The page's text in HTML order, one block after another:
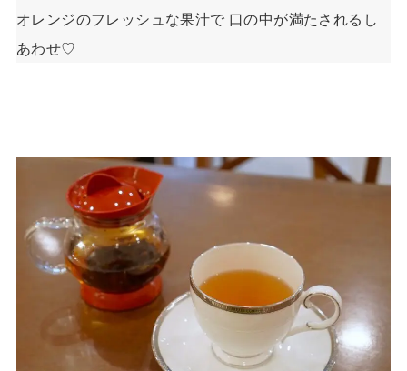
オレンジのフレッシュな果汁で 口の中が満たされるし
あわせ♡